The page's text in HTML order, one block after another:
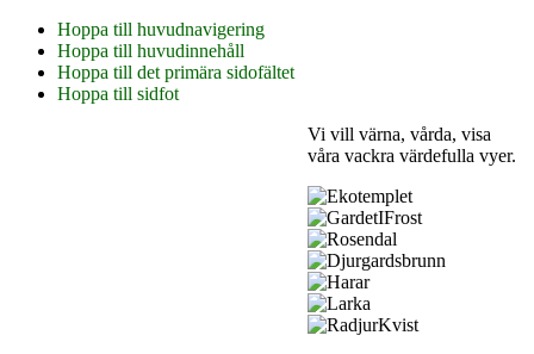
Hoppa till huvudnavigering
Hoppa till huvudinnehåll
Hoppa till det primära sidofältet
Hoppa till sidfot
Vi vill värna, vårda, visa
våra vackra värdefulla vyer.